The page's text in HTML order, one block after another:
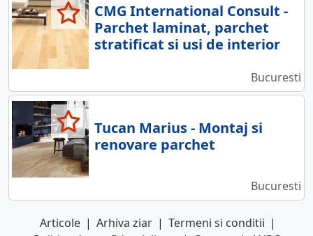
CMG International Consult -
Parchet laminat, parchet
stratificat si usi de interior
Bucuresti
Tucan Marius - Montaj si
renovare parchet
Bucuresti
Articole | Arhiva ziar | Termeni si conditii |